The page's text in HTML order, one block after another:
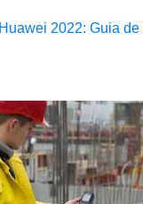
2022: Guia de